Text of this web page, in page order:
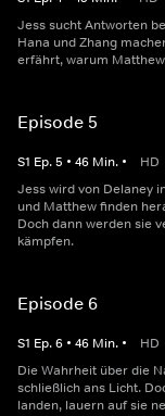
Jess sucht Antworten
Hana und Zhang
erfährt, warum
Episode 5
S1 Ep.5 • 46 Min. • HD
Jess wird von Delaney
und Matthew finden
Doch dann werden sie
kämpfen.
Episode 6
S1 Ep.6 • 46 Min. • HD
Die Wahrheit über die
schließlich ans Licht.
landen, lauern auf sie